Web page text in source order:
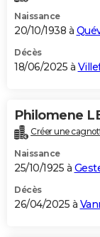
Dictionnaire
Biographies
Citations
Expressions
Proverbes
PROGRAMME TV
S'inscrire
Se connecter
Lycées
Collèges
Primaires
Universités
Entreprises
Service militaire
Avis de recherche
AVIS DE DÉCÈS
Bricolage
Lifestyle
Culture
Sport
Auto
Television
Voyage
Cinema
Naissance
20/10/1938 à
Décès
18/06/2025 à
Philomene
Créer une
Naissance
25/10/1925 à
Décès
26/04/2025 à